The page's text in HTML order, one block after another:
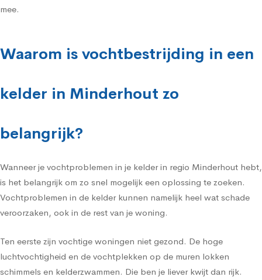
mee.
Waarom is vochtbestrijding in een
kelder in Minderhout zo
belangrijk?
Wanneer je vochtproblemen in je kelder in regio Minderhout hebt,
is het belangrijk om zo snel mogelijk een oplossing te zoeken.
Vochtproblemen in de kelder kunnen namelijk heel wat schade
veroorzaken, ook in de rest van je woning.
Ten eerste zijn vochtige woningen niet gezond. De hoge
luchtvochtigheid en de vochtplekken op de muren lokken
schimmels en kelderzwammen. Die ben je liever kwijt dan rijk.